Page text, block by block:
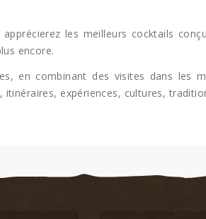
les meilleurs cocktails
encore.
en combinant des visites dans les
expériences, cultures,